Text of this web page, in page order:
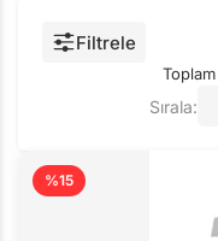
Filtrele
Toplam
Sırala:
%15